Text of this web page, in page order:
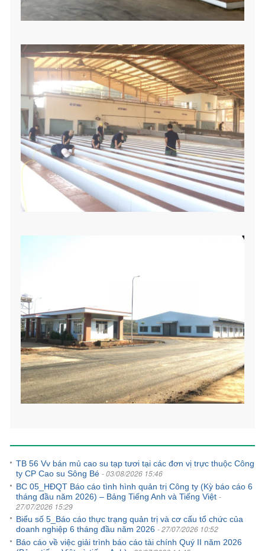
TB 56 Vv bán mủ cao su tạp tươi tại các đơn vị trực thuộc Công
ty CP Cao su Sông Bé - 03/08/2026 15:46
BC 05_HĐQT Báo cáo tình hình quản trị Công ty (Kỳ báo cáo 6
tháng đầu năm 2026) – Bảng Tiếng Anh và Tiếng Việt -
27/07/2026 15:29
Biểu số 5_Báo cáo thực trạng quản trị và cơ cấu tổ chức của
doanh nghiệp 6 tháng đầu năm 2026 - 27/07/2026 10:52
Báo cáo về việc giải trình báo cáo tài chính Quý II năm 2026